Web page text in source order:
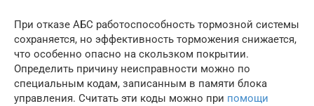
При отказе АБС работоспособность тормозной системы
сохраняется, но эффективность торможения снижается,
что особенно опасно на скользком покрытии.
Определить причину неисправности можно по
специальным кодам, записанным в памяти блока
управления. Считать эти коды можно при помощи